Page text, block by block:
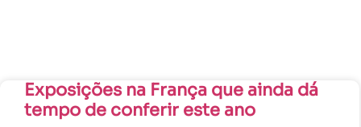
Exposições na França que ainda dá
tempo de conferir este ano